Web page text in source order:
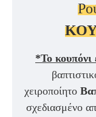
*Το κουπόνι
χειροποίητο
σχεδιασμένο